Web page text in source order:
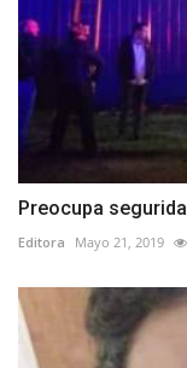
Preocupa
Editora Mayo 21, 2019